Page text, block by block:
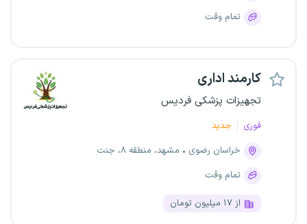
تمام وقت
کارمند اداری
تجهیزات پزشکی فردیس
فوری
جدید
خراسان رضوی
مشهد، منطقه ۸، جنت
تمام وقت
از ۱۷ میلیون تومان